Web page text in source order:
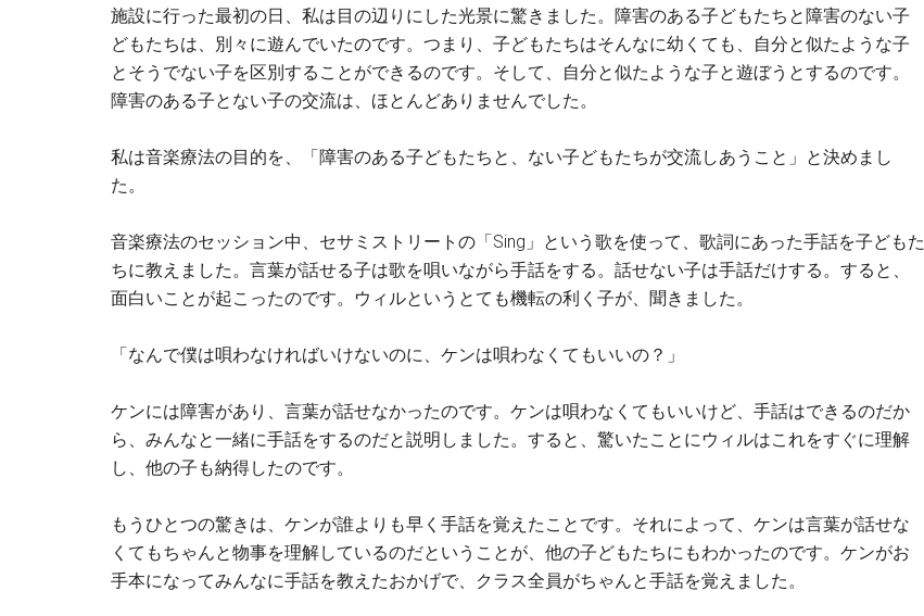
施設に行った最初の日、私は目の辺りにした光景に驚きました。障害のある子どもたちと障害のない子
どもたちは、別々に遊んでいたのです。つまり、子どもたちはそんなに幼くても、自分と似たような子
とそうでない子を区別することができるのです。そして、自分と似たような子と遊ぼうとするのです。
障害のある子とない子の交流は、ほとんどありませんでした。
私は音楽療法の目的を、「障害のある子どもたちと、ない子どもたちが交流しあうこと」と決めまし
た。
音楽療法のセッション中、セサミストリートの「Sing」という歌を使って、歌詞にあった手話を子どもた
ちに教えました。言葉が話せる子は歌を唄いながら手話をする。話せない子は手話だけする。すると、
面白いことが起こったのです。ウィルというとても機転の利く子が、聞きました。
「なんで僕は唄わなければいけないのに、ケンは唄わなくてもいいの？」
ケンには障害があり、言葉が話せなかったのです。ケンは唄わなくてもいいけど、手話はできるのだか
ら、みんなと一緒に手話をするのだと説明しました。すると、驚いたことにウィルはこれをすぐに理解
し、他の子も納得したのです。
もうひとつの驚きは、ケンが誰よりも早く手話を覚えたことです。それによって、ケンは言葉が話せな
くてもちゃんと物事を理解しているのだということが、他の子どもたちにもわかったのです。ケンがお
手本になってみんなに手話を教えたおかげで、クラス全員がちゃんと手話を覚えました。